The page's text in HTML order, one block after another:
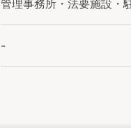
管理事務所・法要施設・
-